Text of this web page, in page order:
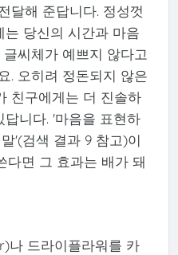
달해 준답니다. 정성껏
당신의 시간과 마음
씨체가 예쁘지 않다고
. 오히려 정돈되지 않은
친구에게는 더 진솔하
니다. '마음을 표현하
'(검색 결과 9 참고)이
다면 그 효과는 배가 돼
나 드라이플라워를 카